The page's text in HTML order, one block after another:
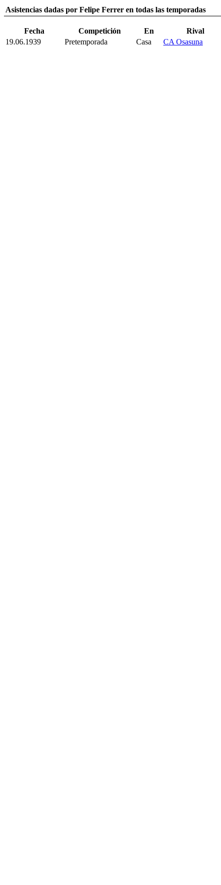
Asistencias dadas por Felipe Ferrer en todas las temporadas
Fecha Competición En
Rival
19.06.1939
Pretemporada Casa CA Osasuna